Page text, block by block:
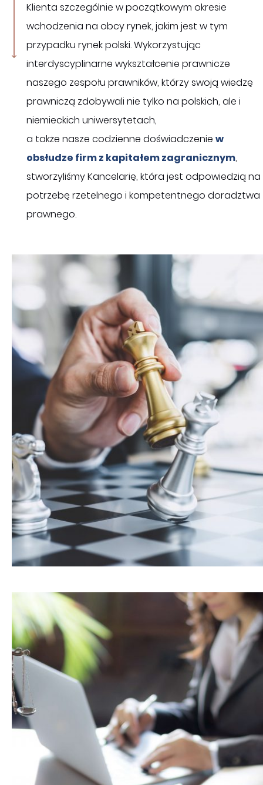
Klienta szczególnie w początkowym okresie
wchodzenia na obcy rynek, jakim jest w tym
przypadku rynek polski. Wykorzystując
interdyscyplinarne wykształcenie prawnicze
naszego zespołu prawników, którzy swoją wiedzę
prawniczą zdobywali nie tylko na polskich, ale i
niemieckich uniwersytetach,
a także nasze codzienne doświadczenie w
obsłudze firm z kapitałem zagranicznym,
stworzyliśmy Kancelarię, która jest odpowiedzią na
potrzebę rzetelnego i kompetentnego doradztwa
prawnego.